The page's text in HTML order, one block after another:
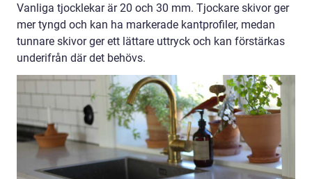
Vanliga tjocklekar är 20 och 30 mm. Tjockare skivor ger
mer tyngd och kan ha markerade kantprofiler, medan
tunnare skivor ger ett lättare uttryck och kan förstärkas
underifrån där det behövs.